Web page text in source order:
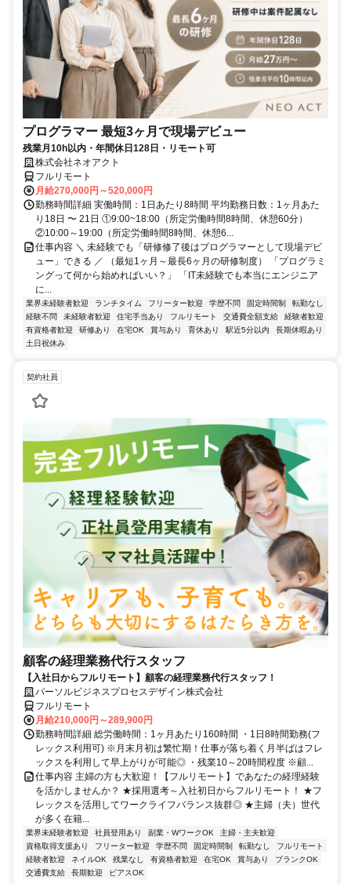
プログラマー 最短3ヶ月で現場デビュー
残業月10h以内・年間休日128日・リモート可
株式会社ネオアクト
フルリモート
月給270,000円～520,000円
勤務時間詳細 実働時間：1日あたり8時間 平均勤務日数：1ヶ月あた
り18日 〜 21日 ①9:00~18:00（所定労働時間8時間、休憩60分）
②10:00～19:00（所定労働時間8時間、休憩6...
仕事内容 ＼ 未経験でも「研修修了後はプログラマーとして現場デビ
ュー」できる ／ （最短1ヶ月～最長6ヶ月の研修制度） 「プログラミ
ングって何から始めればいい？」 「IT未経験でも本当にエンジニア
に...
業界未経験者歓迎 ランチタイム フリーター歓迎 学歴不問 固定時間制
転勤なし
経験不問
未経験者歓迎 住宅手当あり フルリモート 交通費全額支給
経験者歓迎
有資格者歓迎
研修あり 在宅OK 賞与あり 育休あり 駅近5分以内
長期休暇あり
土日祝休み
契約社員
顧客の経理業務代行スタッフ
【入社日からフルリモート】顧客の経理業務代行スタッフ！
パーソルビジネスプロセスデザイン株式会社
フルリモート
月給210,000円～289,900円
勤務時間詳細 総労働時間：1ヶ月あたり160時間 ・1日8時間勤務(フ
レックス利用可) ※月末月初は繁忙期！仕事が落ち着く月半ばはフレ
ックスを利用して早上がりが可能◎ ・残業10～20時間程度 ※顧...
仕事内容 主婦の方も大歓迎！【フルリモート】であなたの経理経験
を活かしませんか？ ★採用選考～入社初日からフルリモート！ ★フ
レックスを活用してワークライフバランス抜群◎ ★主婦（夫）世代
が多く在籍...
業界未経験者歓迎 社員登用あり 副業・WワークOK
主婦・主夫歓迎
資格取得支援あり
フリーター歓迎 学歴不問 固定時間制 転勤なし
フルリモート
経験者歓迎
ネイルOK 残業なし 有資格者歓迎 在宅OK 賞与あり
ブランクOK
交通費支給
長期歓迎 ピアスOK